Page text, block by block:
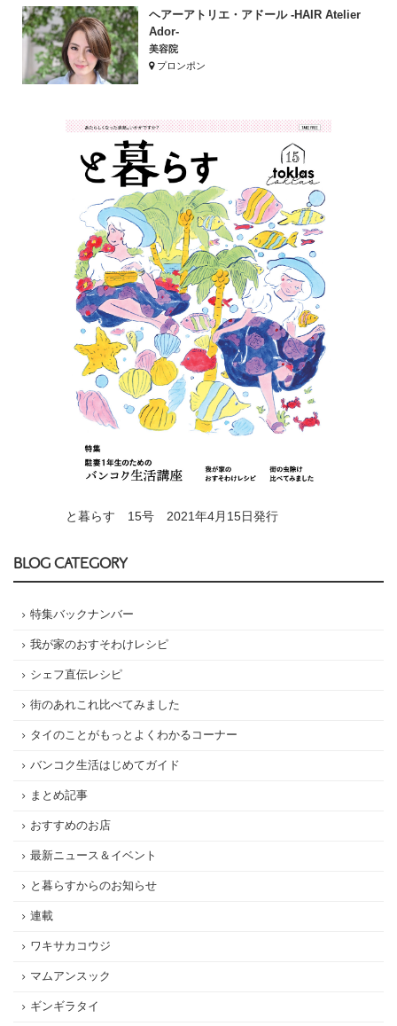
ヘアーアトリエ・アドール -HAIR Atelier
Ador-
美容院
プロンポン
と暮らす 15号 2021年4月15日発行
BLOG CATEGORY
特集バックナンバー
我が家のおすそわけレシピ
シェフ直伝レシピ
街のあれこれ比べてみました
タイのことがもっとよくわかるコーナー
バンコク生活はじめてガイド
まとめ記事
おすすめのお店
最新ニュース＆イベント
と暮らすからのお知らせ
連載
ワキサカコウジ
マムアンスック
ギンギラタイ